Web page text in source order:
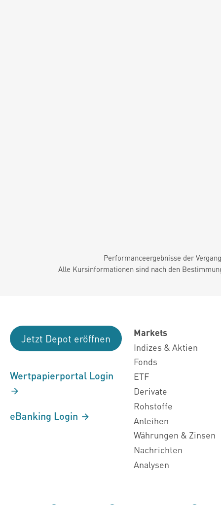
Performanceergebnisse der
Alle Kursinformationen sind nach den
Jetzt Depot eröffnen
Wertpapierportal Login
eBanking Login
Markets
Indizes & Aktien
Fonds
ETF
Derivate
Rohstoffe
Anleihen
Währungen & Zinsen
Nachrichten
Analysen